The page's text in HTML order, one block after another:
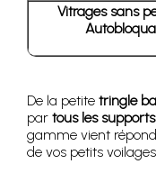
Vitrages sans
De la petite tringle
par tous les supports
gamme vient
de vos petits